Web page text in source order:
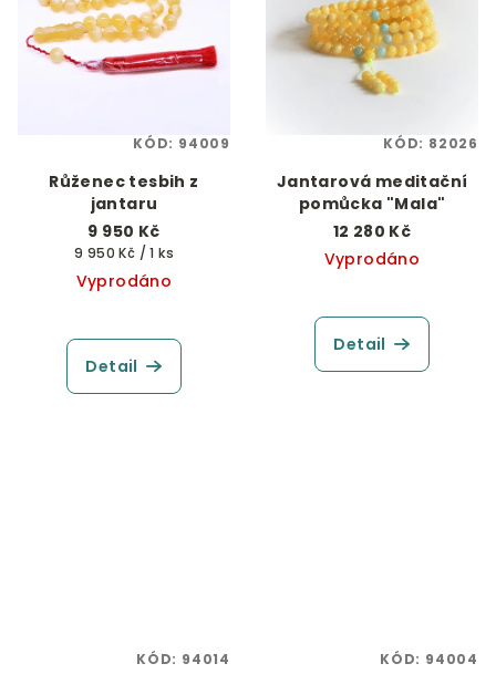
Růženec tesbih z
jantaru
9 950 Kč
Měrná
cena:
9 950 Kč / 1 ks
Vyprodáno
Detail
KÓD: 94009
Jantarová meditační
pomůcka "Mala"
12 280 Kč
Vyprodáno
Detail
KÓD: 82026
KÓD: 94014 KÓD: 94004